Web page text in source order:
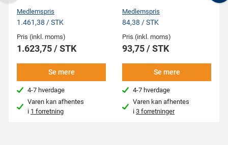
Medlemspris
1.461,38 / STK
Pris (inkl. moms)
1.623,75 / STK
Se mere
4-7 hverdage
Varen kan afhentes
i 1 forretning
Medlemspris
84,38 / STK
Pris (inkl. moms)
93,75 / STK
Se mere
4-7 hverdage
Varen kan afhentes
i3 forretninger